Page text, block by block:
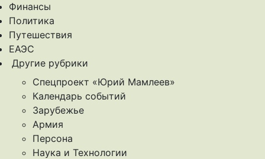
Финансы
Политика
Путешествия
ЕАЭС
Другие рубрики
Спецпроект «Юрий Мамлеев»
Календарь событий
Зарубежье
Армия
Персона
Наука и Технологии